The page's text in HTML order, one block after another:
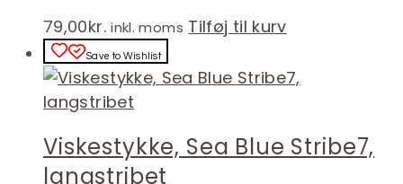
79,00kr. inkl. moms Tilføj til kurv
Save to Wishlist
Viskestykke, Sea Blue Stribe7,
langstribet